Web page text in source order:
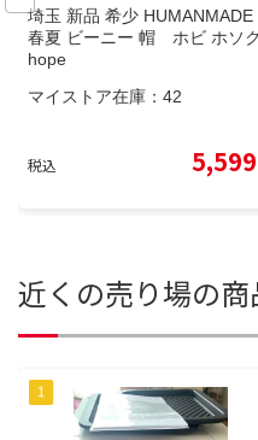
埼玉 新品 希少 HUMANMADE
春夏 ビーニー 帽 ホビ ホソ
hope
マイストア在庫： 42
税込 5,599
近くの売り場の商